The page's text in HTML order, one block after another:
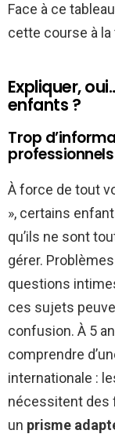
Face à ce
cette course à
Expliquer,
enfants ?
Trop
À force de tout
», certains
qu’ils ne sont
gérer.
questions
ces sujets
confusion. À 5
comprendre
internationale :
nécessitent des
un prisme